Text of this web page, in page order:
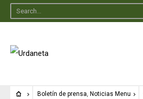
Boletín de prensa, Noticias Menu